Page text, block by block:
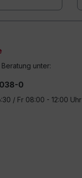
unter:
0
/ Fr 08:00 - 12:00 Uhr